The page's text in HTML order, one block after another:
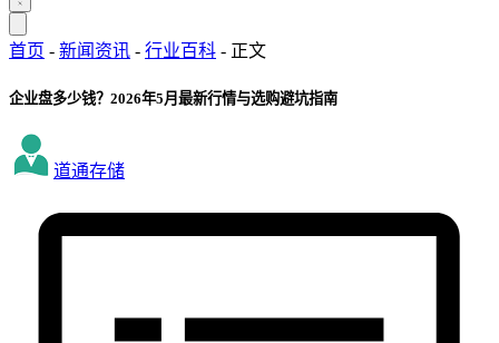
首页 - 新闻资讯 - 行业百科 - 正文
企业盘多少钱？2026年5月最新行情与选购避坑指南
道通存储